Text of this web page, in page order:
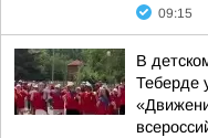
09:15
В
Теберде